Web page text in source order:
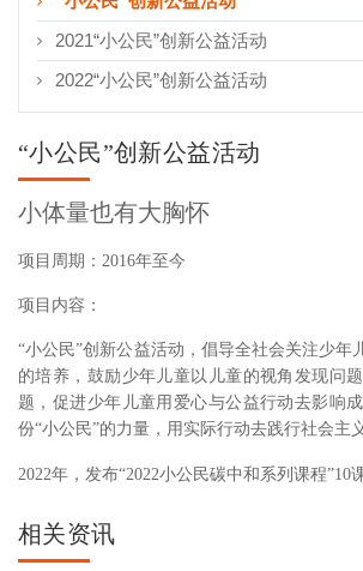
2021“小公民”创新公益活动
2022“小公民”创新公益活动
“小公民”创新公益活动
小体量也有大胸怀
项目周期：2016年至今
项目内容：
“小公民”创新公益活动，倡导全社会关注少年
的培养，鼓励少年儿童以儿童的视角发现问
题，促进少年儿童用爱心与公益行动去影响
份“小公民”的力量，用实际行动去践行社会主
2022年，发布“2022小公民碳中和系列课程”10
相关资讯